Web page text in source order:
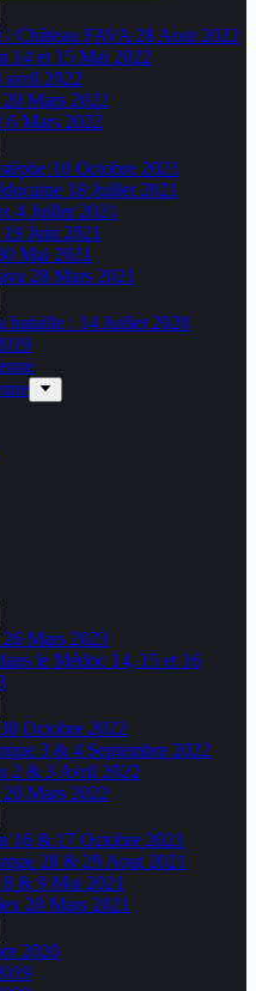
Château FAVA 28 Aout 2022
14 et 15 Mai 2022
avril 2022
Mars 2022
6 Mars 2022
10 Octobre 2021
18 Juillet 2021
4 Juillet 2021
Juin 2021
Mai 2021
28 Mars 2021
bataille : 14 Juillet 2020
Mars 2023
le Médoc 14, 15 et 16
Octobre 2022
3 & 4 Septembre 2022
2 & 3 Avril 2022
Mars 2022
16 & 17 Octobre 2021
28 & 29 Aout 2021
& 9 Mai 2021
20 Mars 2021
2020